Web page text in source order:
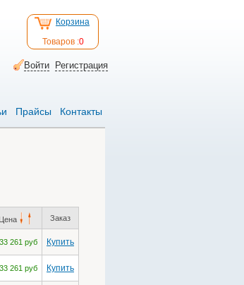
Корзина
Товаров :0
Войти Регистрация
Прайсы Контакты
Цена Заказ
261 руб Купить
261 руб Купить